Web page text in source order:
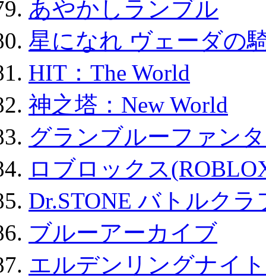
あやかしランブル
星になれ ヴェーダの
HIT：The World
神之塔：New World
グランブルーファン
ロブロックス
Dr.STONE バトルク
ブルーアーカイブ
エルデンリングナイ